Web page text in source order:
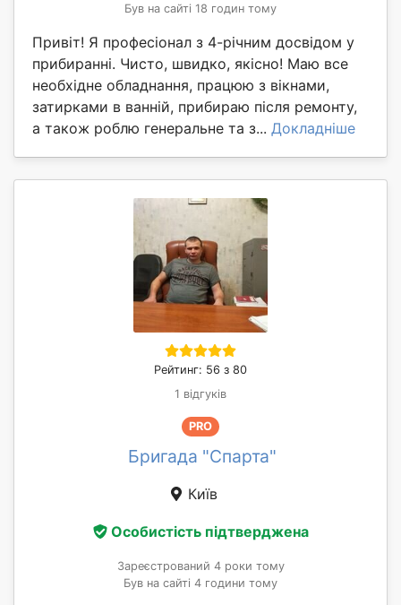
Був на сайті 18 годин тому
Привіт! Я професіонал з 4-річним досвідом у
прибиранні. Чисто, швидко, якісно! Маю все
необхідне обладнання, працюю з вікнами,
затирками в ванній, прибираю після ремонту,
а також роблю генеральне та з... Докладніше
Рейтинг: 56 з 80
1 відгуків
PRO
Бригада "Спарта"
Київ
Особистість підтверджена
Зареєстрований 4 роки тому
Був на сайті 4 години тому